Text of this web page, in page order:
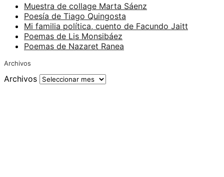
Muestra de collage Marta Sáenz
Poesía de Tiago Quingosta
Mi familia política, cuento de Facundo Jaitt
Poemas de Lis Monsibáez
Poemas de Nazaret Ranea
Archivos
Archivos